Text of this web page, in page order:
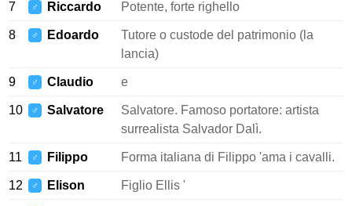
7 ♂ Riccardo Potente, forte righello
8 ♂ Edoardo
Tutore o custode del patrimonio (la
lancia)
9 ♂ Claudio e
10 ♂ Salvatore
Salvatore. Famoso portatore: artista
surrealista Salvador Dalì.
11 ♂ Filippo Forma italiana di Filippo 'ama i cavalli.
12 ♂ Elison Figlio Ellis '